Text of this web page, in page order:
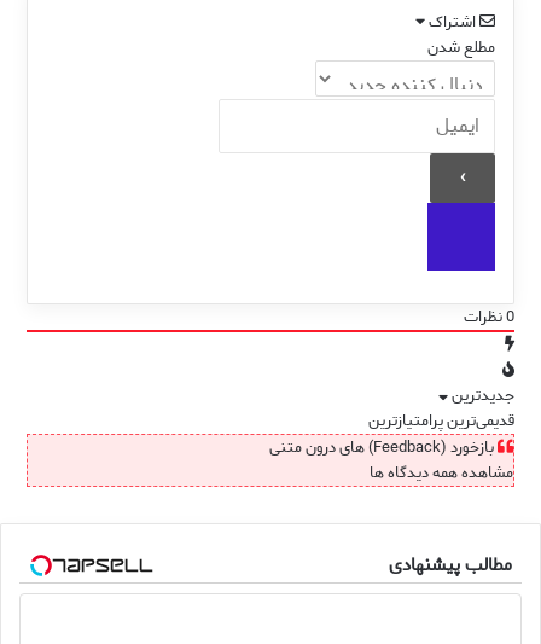
اشتراک
مطلع شدن
0نظرات
جدیدترین
قدیمی‌ترینپرامتیازترین
بازخورد (Feedback) های درون متنی
مشاهده همه دیدگاه ها
مطالب پیشنهادی